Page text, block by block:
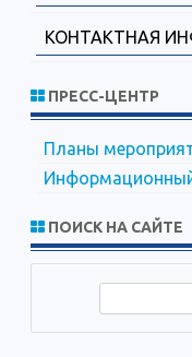
КОНТАКТНАЯ
ПРЕСС-ЦЕНТР
Планы
ПОИСК НА САЙТЕ